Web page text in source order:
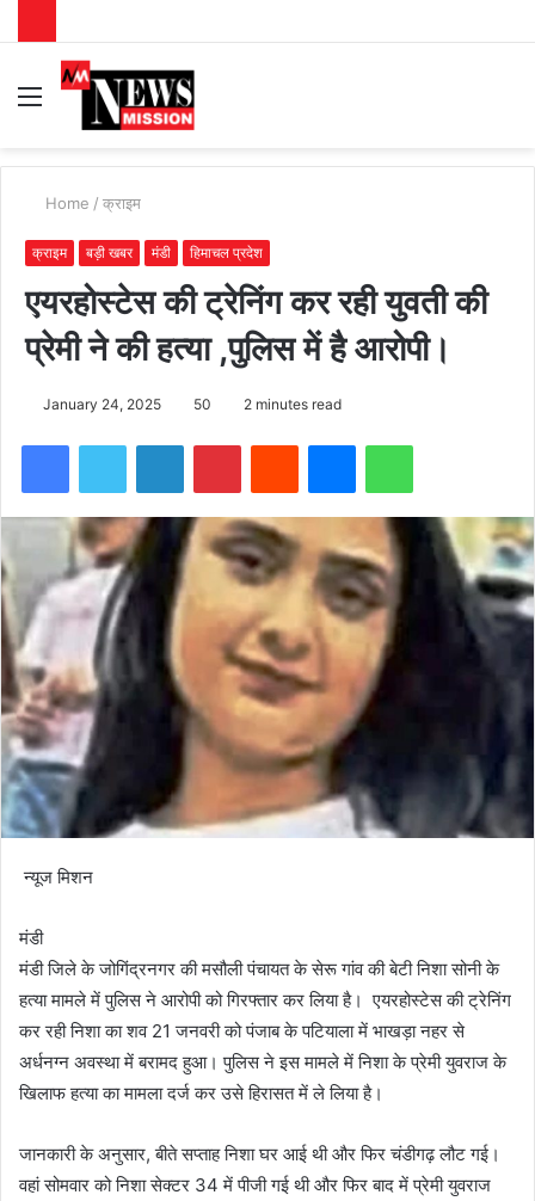
Menu
Home / क्राइम
क्राइम बड़ी खबर मंडी हिमाचल प्रदेश
एयरहोस्टेस की ट्रेनिंग कर रही युवती की
प्रेमी ने की हत्या ,पुलिस में है आरोपी।
January 24, 2025 50 2 minutes read
न्यूज मिशन
मंडी
मंडी जिले के जोगिंद्रनगर की मसौली पंचायत के सेरू गांव की बेटी निशा सोनी के
हत्या मामले में पुलिस ने आरोपी को गिरफ्तार कर लिया है। एयरहोस्टेस की ट्रेनिंग
कर रही निशा का शव 21 जनवरी को पंजाब के पटियाला में भाखड़ा नहर से
अर्धनग्न अवस्था में बरामद हुआ। पुलिस ने इस मामले में निशा के प्रेमी युवराज के
खिलाफ हत्या का मामला दर्ज कर उसे हिरासत में ले लिया है।
जानकारी के अनुसार, बीते सप्ताह निशा घर आई थी और फिर चंडीगढ़ लौट गई।
वहां सोमवार को निशा सेक्टर 34 में पीजी गई थी और फिर बाद में प्रेमी युवराज